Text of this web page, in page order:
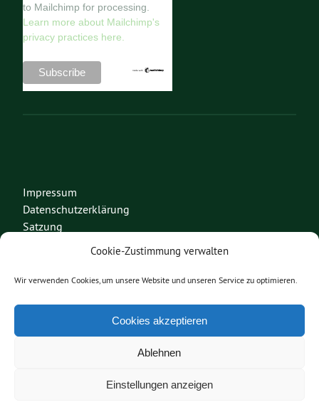
Cookie-Zustimmung verwalten
Wir verwenden Cookies, um unsere Website und unseren Service zu optimieren.
Cookies akzeptieren
Ablehnen
Einstellungen anzeigen
to Mailchimp for processing.
Learn more about Mailchimp's
privacy practices here.
Impressum
Datenschutzerklärung
Satzung
Bundesverband
Heinrich Böll Stiftung
Diese Seite nutzt das freie Wordpress-ThemeUrwahl3000